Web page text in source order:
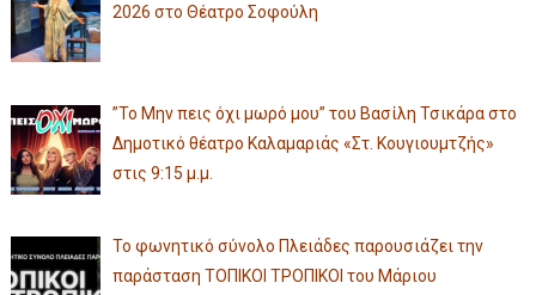
2026 στο Θέατρο Σοφούλη
”Το Μην πεις όχι μωρό μου” του Βασίλη Τσικάρα στο
Δημοτικό θέατρο Καλαμαριάς «Στ. Κουγιουμτζής»
στις 9:15 μ.μ.
Το φωνητικό σύνολο Πλειάδες παρουσιάζει την
παράσταση ΤΟΠΙΚΟΙ ΤΡΟΠΙΚΟΙ του Μάριου